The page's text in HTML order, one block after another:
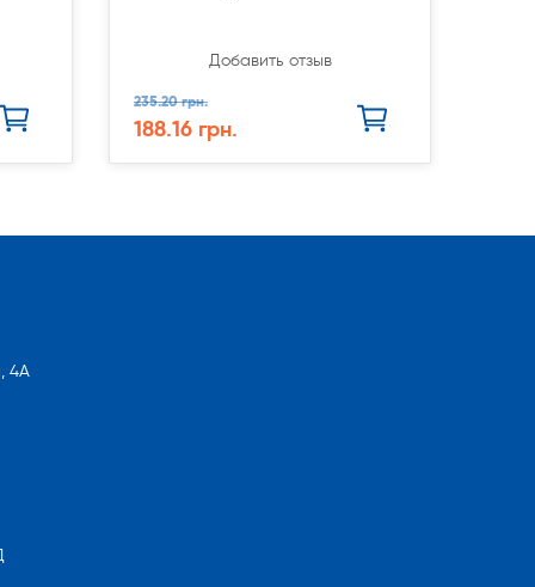
Добавить отзыв
235.20 грн.
188.16 грн.
4А